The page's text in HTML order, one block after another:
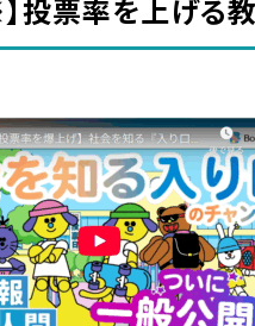
】投票率を上げる